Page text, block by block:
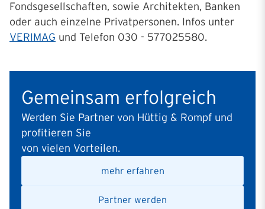
Fondsgesellschaften, sowie Architekten, Banken
oder auch einzelne Privatpersonen. Infos unter
VERIMAG und Telefon 030 - 577025580.
Gemeinsam erfolgreich
Werden Sie Partner von Hüttig & Rompf und
profitieren Sie
von vielen Vorteilen.
mehr erfahren
Partner werden